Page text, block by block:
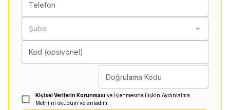
Telefon
Şube
Kod (opsiyonel)
Doğrulama Kodu
Kişisel Verilerin Korunması ve İşlenmesine İlişkin Aydınlatma
Metni'ni okudum ve anladım.